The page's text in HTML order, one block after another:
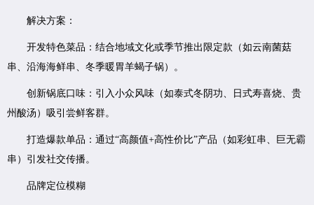
解决方案：
开发特色菜品：结合地域文化或季节推出限定款（如云南菌菇
串、沿海海鲜串、冬季暖胃羊蝎子锅）。
创新锅底口味：引入小众风味（如泰式冬阴功、日式寿喜烧、贵
州酸汤）吸引尝鲜客群。
打造爆款单品：通过“高颜值+高性价比”产品（如彩虹串、巨无霸
串）引发社交传播。
品牌定位模糊